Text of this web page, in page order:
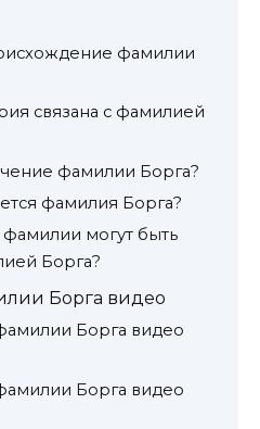
фамилии
связана с фамилией
фамилии Борга?
фамилия Борга?
могут быть
Борга?
Борга видео
Борга видео
Борга видео